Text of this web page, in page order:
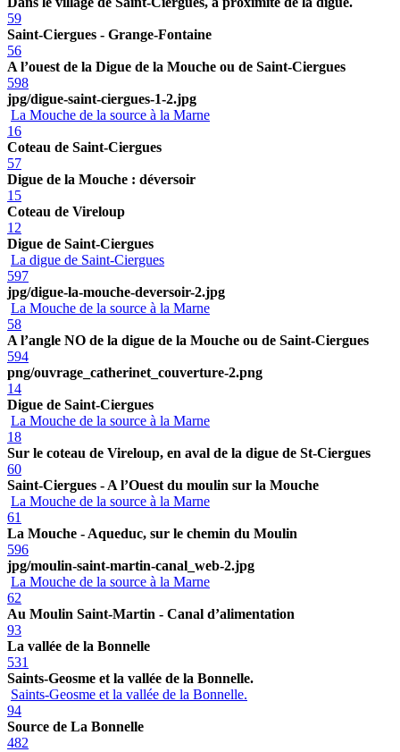
59
Saint-Ciergues - Grange-Fontaine
56
A l’ouest de la Digue de la Mouche ou de Saint-Ciergues
598
jpg/digue-saint-ciergues-1-2.jpg
La Mouche de la source à la Marne
16
Coteau de Saint-Ciergues
57
Digue de la Mouche : déversoir
15
Coteau de Vireloup
12
Digue de Saint-Ciergues
La digue de Saint-Ciergues
597
jpg/digue-la-mouche-deversoir-2.jpg
La Mouche de la source à la Marne
58
A l’angle NO de la digue de la Mouche ou de Saint-Ciergues
594
png/ouvrage_catherinet_couverture-2.png
14
Digue de Saint-Ciergues
La Mouche de la source à la Marne
18
Sur le coteau de Vireloup, en aval de la digue de St-Ciergues
60
Saint-Ciergues - A l’Ouest du moulin sur la Mouche
La Mouche de la source à la Marne
61
La Mouche - Aqueduc, sur le chemin du Moulin
596
jpg/moulin-saint-martin-canal_web-2.jpg
La Mouche de la source à la Marne
62
Au Moulin Saint-Martin - Canal d’alimentation
93
La vallée de la Bonnelle
531
Saints-Geosme et la vallée de la Bonnelle.
Saints-Geosme et la vallée de la Bonnelle.
94
Source de La Bonnelle
482